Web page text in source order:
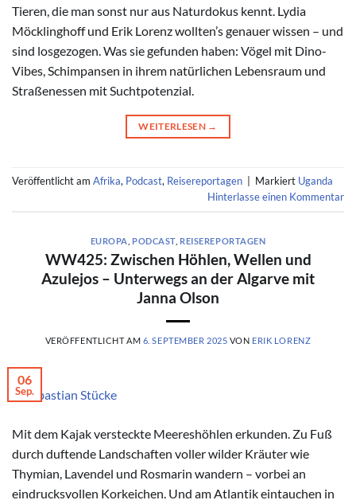
Tieren, die man sonst nur aus Naturdokus kennt. Lydia
Möcklinghoff und Erik Lorenz wollten’s genauer wissen – und
sind losgezogen. Was sie gefunden haben: Vögel mit Dino-
Vibes, Schimpansen in ihrem natürlichen Lebensraum und
Straßenessen mit Suchtpotenzial.
WEITERLESEN →
Veröffentlicht am Afrika, Podcast, Reisereportagen Markiert Uganda
Hinterlasse einen Kommentar
EUROPA PODCAST, REISEREPORTAGEN
WW425: Zwischen Höhlen, Wellen und
Azulejos – Unterwegs an der Algarve mit
Janna Olson
VERÖFFENTLICHT AM 6. SEPTEMBER 2025 VON ERIK LORENZ
© Sebastian Stücke
06
Sep.
Mit dem Kajak versteckte Meereshöhlen erkunden. Zu Fuß
durch duftende Landschaften voller wilder Kräuter wie
Thymian, Lavendel und Rosmarin wandern – vorbei an
eindrucksvollen Korkeichen. Und am Atlantik eintauchen in